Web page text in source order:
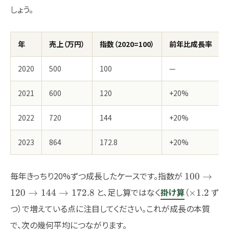
しょう。
年 売上（万円） 指数（2020=100） 前年比成長率
2020 500 100 —
2021 600 120 +20%
2022 720 144 +20%
2023 864 172.8 +20%
毎年きっちり20%ずつ成長したケースです。指数が 100
120
\to
100 →
120 → 144 → 172.8 と、足し算ではなく掛け算（\times
×1.2 ず
つ）で増えている点に注目してください。これが成長の本質
で、次の幾何平均につながります。